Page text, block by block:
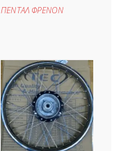
ΠΕΝΤΑΛ ΦΡΕΝΟΝ